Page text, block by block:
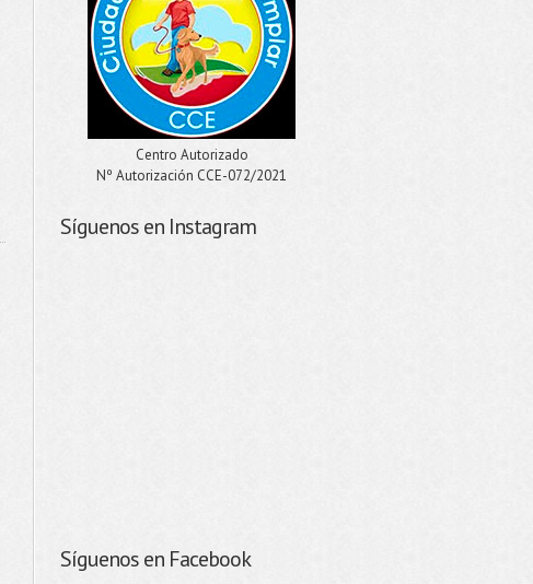
Centro Autorizado
Nº Autorización CCE-072/2021
Síguenos en Instagram
Síguenos en Facebook